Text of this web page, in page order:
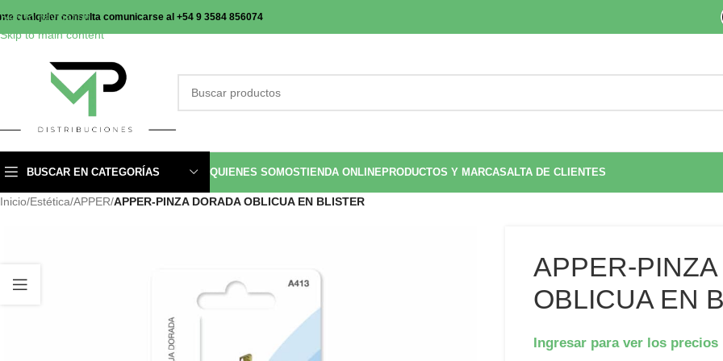
Skip to navigation
Skip to main content
cualquier consulta comunicarse al +54 9 3584 856074
BUSCAR EN CATEGORÍAS QUIENES SOMOSTIENDA ONLINEPRODUCTOS Y MARCASALTA DE CLIENTES
Inicio/Estética/APPER/APPER-PINZA DORADA OBLICUA EN BLISTER
APPER-
OBLICUA EN
Ingresar para ver los precios